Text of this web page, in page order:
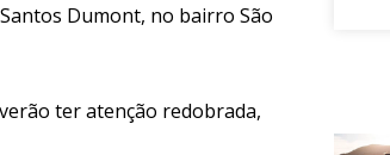
Dumont, no bairro São
ter atenção redobrada,